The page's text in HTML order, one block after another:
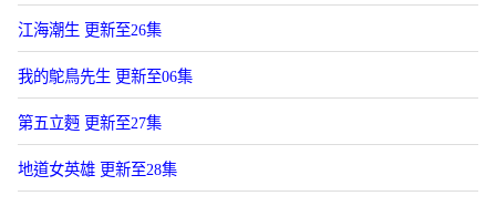
江海潮生 更新至26集
我的鴕鳥先生 更新至06集
第五立麪 更新至27集
地道女英雄 更新至28集